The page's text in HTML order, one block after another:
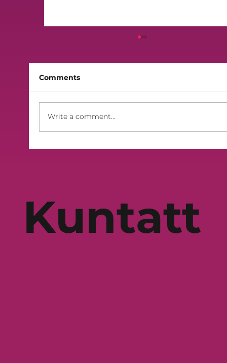
Finali 2026 - Lilek Sibt
Comments
Write a comment...
Kuntatt